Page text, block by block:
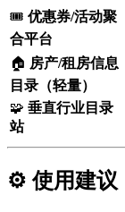
🎟️ 优惠券/活动聚
合平台
🏠 房产/租房信息
目录（轻量）
🧩 垂直行业目录
站
⚙️ 使用建议